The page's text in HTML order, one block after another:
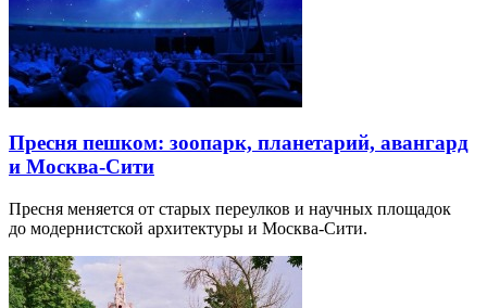
Пресня пешком: зоопарк, планетарий, авангард
и Москва-Сити
Пресня меняется от старых переулков и научных площадок
до модернистской архитектуры и Москва-Сити.